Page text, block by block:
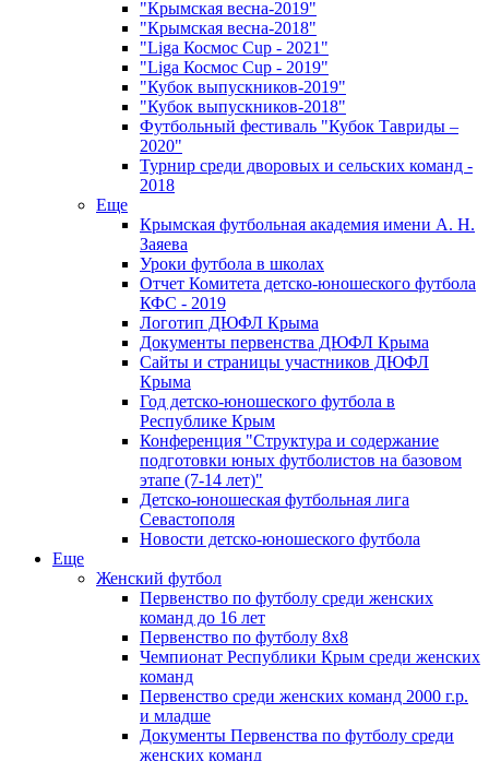
"Крымская весна-2019"
"Крымская весна-2018"
"Liga Космос Cup - 2021"
"Liga Космос Cup - 2019"
"Кубок выпускников-2019"
"Кубок выпускников-2018"
Футбольный фестиваль "Кубок Тавриды –
2020"
Турнир среди дворовых и сельских команд -
2018
Еще
Крымская футбольная академия имени А. Н.
Заяева
Уроки футбола в школах
Отчет Комитета детско-юношеского футбола
КФС - 2019
Логотип ДЮФЛ Крыма
Документы первенства ДЮФЛ Крыма
Сайты и страницы участников ДЮФЛ
Крыма
Год детско-юношеского футбола в
Республике Крым
Конференция "Структура и содержание
подготовки юных футболистов на базовом
этапе (7-14 лет)"
Детско-юношеская футбольная лига
Севастополя
Новости детско-юношеского футбола
Еще
Женский футбол
Первенство по футболу среди женских
команд до 16 лет
Первенство по футболу 8х8
Чемпионат Республики Крым среди женских
команд
Первенство среди женских команд 2000 г.р.
и младше
Документы Первенства по футболу среди
женских команд